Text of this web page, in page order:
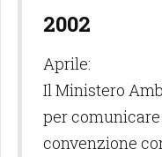
2002
Aprile:
Il Ministero
per
convenzione